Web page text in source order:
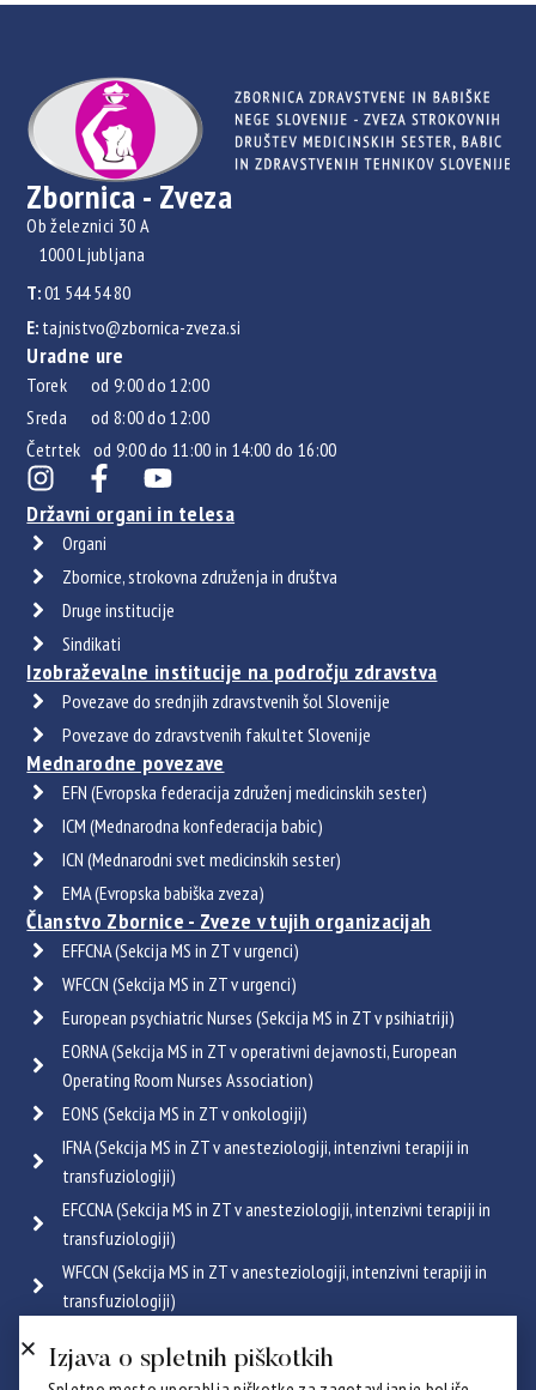
Zbornica - Zveza
Ob železnici 30 A
1000 Ljubljana
T:01 544 54 80
E: tajnistvo@zbornica-zveza.si
Uradne ure
Torek od 9:00 do 12:00
Sreda od 8:00 do 12:00
Četrtek od 9:00 do 11:00 in 14:00 do 16:00
Državni organi in telesa
Organi
Zbornice, strokovna združenja in društva
Druge institucije
Sindikati
Izobraževalne institucije na področju zdravstva
Povezave do srednjih zdravstvenih šol Slovenije
Povezave do zdravstvenih fakultet Slovenije
Mednarodne povezave
EFN (Evropska federacija združenj medicinskih sester)
ICM (Mednarodna konfederacija babic)
ICN (Mednarodni svet medicinskih sester)
EMA (Evropska babiška zveza)
Članstvo Zbornice - Zveze v tujih organizacijah
EFFCNA (Sekcija MS in ZT v urgenci)
WFCCN (Sekcija MS in ZT v urgenci)
European psychiatric Nurses (Sekcija MS in ZT v psihiatriji)
EORNA (Sekcija MS in ZT v operativni dejavnosti, European
Operating Room Nurses Association)
EONS (Sekcija MS in ZT v onkologiji)
IFNA (Sekcija MS in ZT v anesteziologiji, intenzivni terapiji in
transfuziologiji)
EFCCNA (Sekcija MS in ZT v anesteziologiji, intenzivni terapiji in
transfuziologiji)
WFCCN (Sekcija MS in ZT v anesteziologiji, intenzivni terapiji in
transfuziologiji)
ICRN (Sekcija MS in ZT v pulmologiji)
Izjava o spletnih piškotkih